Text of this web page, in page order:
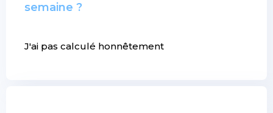
semaine ?
J'ai pas calculé honnêtement